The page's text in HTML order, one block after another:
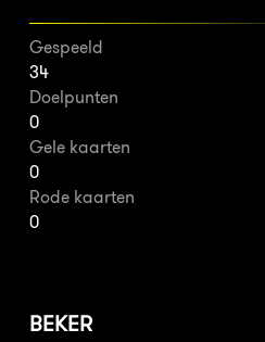
Gespeeld
34
Doelpunten
0
Gele kaarten
0
Rode kaarten
0
BEKER